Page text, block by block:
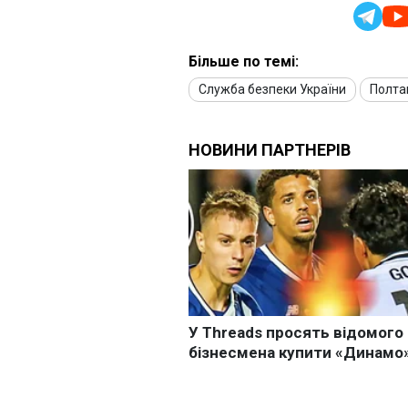
Більше по темі:
Служба безпеки України